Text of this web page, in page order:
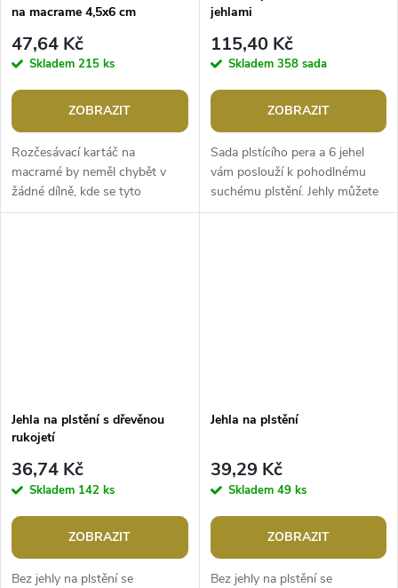
na macrame 4,5x6 cm
47,64 Kč
Skladem 215 ks
ZOBRAZIT
Rozčesávací kartáč na
macramé by neměl chybět v
žádné dílně, kde se tyto
dekorace vyrábí. Neskutečně
jehlami
115,40 Kč
Skladem 358 sada
ZOBRAZIT
Sada plstícího pera a 6 jehel
vám poslouží k pohodlnému
suchému plstění. Jehly můžete
měnit podle potřeby. Jsou
Jehla na plstění s dřevěnou
rukojetí
36,74 Kč
Skladem 142 ks
ZOBRAZIT
Bez jehly na plstění se
Jehla na plstění
39,29 Kč
Skladem 49 ks
ZOBRAZIT
Bez jehly na plstění se